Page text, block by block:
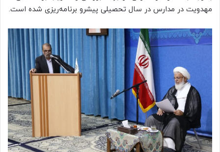
مهدویت در مدارس در سال تحصیلی پیشرو برنامه‌ریزی شده است.